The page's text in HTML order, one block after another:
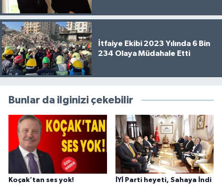
İtfaiye Ekibi 2023 Yılında 6 Bin
234 Olaya Müdahale Etti
Bunlar da ilginizi çekebilir
Koçak’tan ses yok! İYİ Parti heyeti, Sahaya İndi